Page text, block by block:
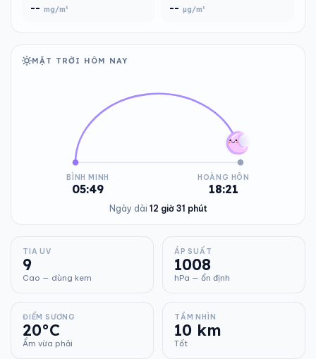
-- mg/m³ -- µg/m³
MẶT TRỜI HÔM NAY
BÌNH MINH
05:49
HOÀNG HÔN
18:21
Ngày dài 12 giờ 31 phút
TIA UV
9
Cao — dùng kem
ÁP SUẤT
1008
hPa — ổn định
ĐIỂM SƯƠNG
20°C
Ẩm vừa phải
TẦM NHÌN
10 km
Tốt